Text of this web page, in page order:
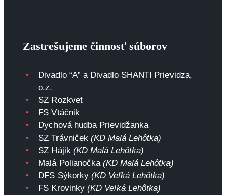
Zastrešujeme činnosť súborov
Divadlo “A” a Divadlo SHANTI Prievidza,
o.z.
SZ Rozkvet
FS Vtáčnik
Dychová hudba Prievidžanka
SZ Trávniček(KD Malá Lehôtka)
SZ Hájik(KD Malá Lehôtka)
Malá Polianočka(KD Malá Lehôtka)
DFS Sýkorky(KD Veľká Lehôtka)
FS Krovinky(KD Veľká Lehôtka)